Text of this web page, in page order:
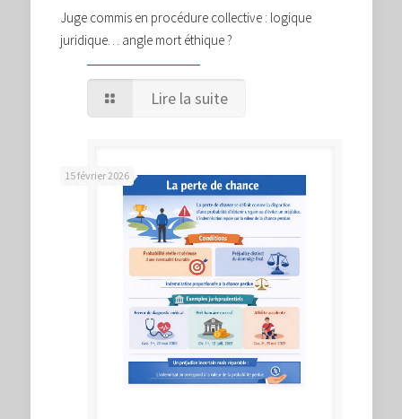
Juge commis en procédure collective : logique
juridique… angle mort éthique ?
Lire la suite
15 février 2026